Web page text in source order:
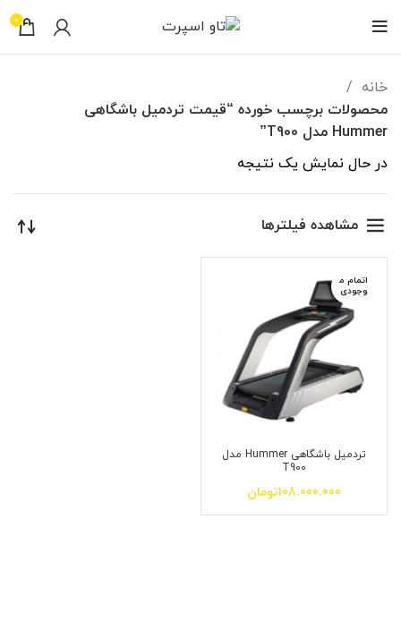
0
خانه
محصولات برچسب خورده “قیمت تردمیل باشگاهی
Hummer مدل T900”
در حال نمایش یک نتیجه
مشاهده فیلترها
اتمام م
وجودی
تردمیل باشگاهی Hummer مدل
T900
تومان108.000.000